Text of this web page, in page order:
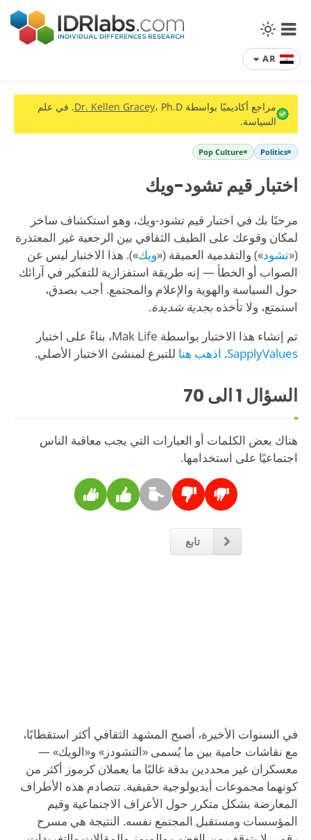
AR
مراجع أكاديميًا بواسطة Dr. Kellen Gracey، Ph.D. في علم
السياسة.
Politics
Pop Culture
اختبار قيم تشود-ويك
مرحبًا بك في اختبار قيم تشود-ويك، وهو استكشاف ساخر
لمكان وقوعك على الطيف الثقافي بين الرجعية غير المعتذرة
(«تشود») والتقدمية العميقة («ويك»). هذا الاختبار ليس عن
الصواب أو الخطأ — إنه طريقة استفزازية للتفكير في آرائك
حول السياسة والهوية والإعلام والمجتمع. أجب بصدق،
استمتع، ولا تأخذهبجدية شديدة.
تم إنشاء هذا الاختبار بواسطة Mak Life، بناءً على اختبار
SapplyValues
. اذهب هنا للتبرع لمنشئ الاختبار الأصلي.
السؤال 1الى 70
هناك بعض الكلمات أو العبارات التي يجب معاقبة الناس
اجتماعيًا على استخدامها.
تابع
في السنوات الأخيرة، أصبح المشهد الثقافي أكثر استقطابًا،
مع نقاشات حامية بين ما يُسمى «التشودز» و«الويك» —
معسكران غير محددين بدقة غالبًا ما يعملان كرموز أكثر من
كونهما مجموعات أيديولوجية حقيقية. تتصادم هذه الأطراف
المعارضة بشكل متكرر حول الأعراف الاجتماعية وقيم
المؤسسات ومستقبل المجتمع نفسه. النتيجة هي مسرح